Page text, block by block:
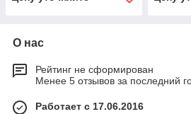
О нас
Рейтинг не сформирован
Менее 5 отзывов за последний
Работает с 17.06.2016